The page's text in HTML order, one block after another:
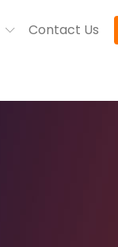
Contact Us